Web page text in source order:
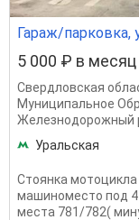
Гараж/парковка,
5 000 ₽ в месяц
Свердловская
Муниципальное
Железнодорожный
Уральская
Стоянка
машиноместо под
места 781/782(